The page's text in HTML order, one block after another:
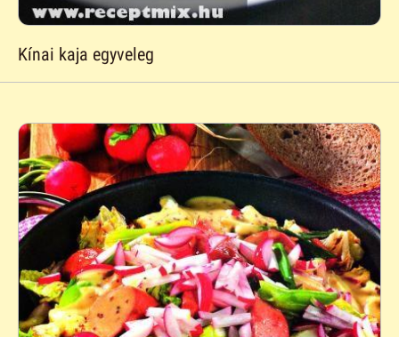
Kínai kaja egyveleg